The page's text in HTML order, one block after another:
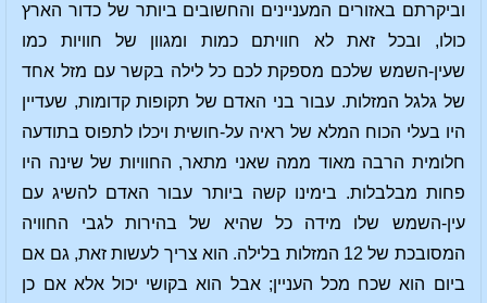
וביקרתם באזורים המעניינים והחשובים ביותר של כדור הארץ
כולו, ובכל זאת לא חוויתם כמות ומגוון של חוויות כמו
שעין-השמש שלכם מספקת לכם כל לילה בקשר עם מזל אחד
של גלגל המזלות. עבור בני האדם של תקופות קדומות, שעדיין
היו בעלי הכוח המלא של ראיה על-חושית ויכלו לתפוס בתודעה
חלומית הרבה מאוד ממה שאני מתאר, החוויות של שינה היו
פחות מבלבלות. בימינו קשה ביותר עבור האדם להשיג עם
עין-השמש שלו מידה כל שהיא של בהירות לגבי החוויה
המסובכת של 12 המזלות בלילה. הוא צריך לעשות זאת, גם אם
ביום הוא שכח מכל העניין; אבל הוא בקושי יכול אלא אם כן